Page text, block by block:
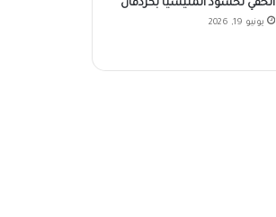
الخفي لحشود المليشيا بكردفان
يونيو 19, 2026